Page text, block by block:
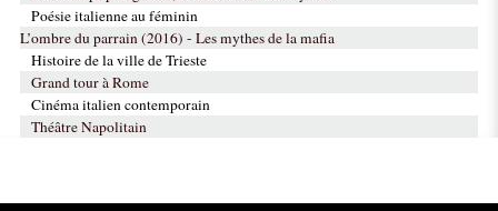
Poésie italienne au féminin
L’ombre du parrain (2016) - Les mythes de la mafia
Histoire de la ville de Trieste
Grand tour à Rome
Cinéma italien contemporain
Théâtre Napolitain